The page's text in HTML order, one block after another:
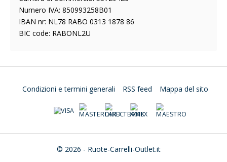
Numero IVA: 850993258B01
IBAN nr: NL78 RABO 0313 1878 86
BIC code: RABONL2U
© 2026 - Ruote-Carrelli-Outlet.it
Condizioni e termini generali RSS feed Mappa del sito